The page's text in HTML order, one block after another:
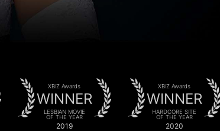
XBIZ Awards
WINNER
LESBIAN MOVIE
OF THE YEAR
2019
XBIZ Awards
WINNER
HARDCORE SITE
OF THE YEAR
2020